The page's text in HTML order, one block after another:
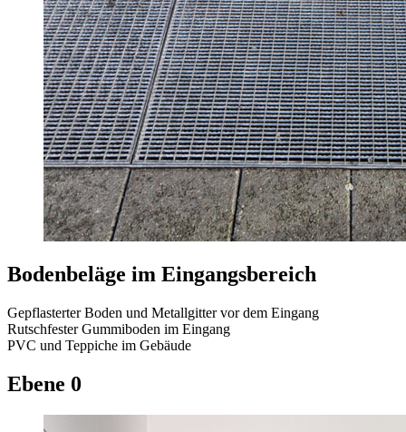
Bodenbeläge im Eingangsbereich
Gepflasterter Boden und Metallgitter vor dem Eingang
Rutschfester Gummiboden im Eingang
PVC und Teppiche im Gebäude
Ebene 0